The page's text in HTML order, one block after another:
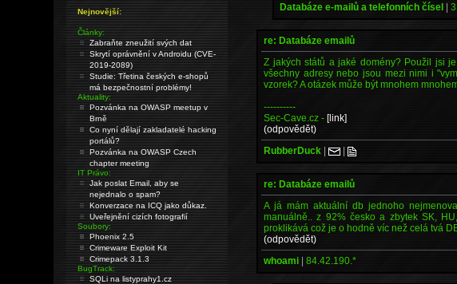
Databáze e-mailů a telefonních čísel |
re: Databáze emailů
Z jakých států a jaké domény? Použil jsi
všechny adresy nebo jsou mezi nimi i
vzorek? A otázek může být mnohem
----------
Sec-Cave.cz -[link]
(odpovědět)
RubberDuck | |
re: Databáze emailů
A já mám aktuální db jednoho
manuálně.. z 92% česko a zbytek SK,
proklikává což je o hodně víc než celá tvá
(odpovědět)
whoami |84.42.190.*
Nejnovější:
Články:
Zabraňte zneužití svých dat
Skrytí oprávnění v Androidu (CVE-
2019-2089)
Studie: Třetina českých e-shopů
má bezpečnostní problémy!
Aktuality:
Pozvánka na OWASP meetup v
Brně
Co nyní dělají zakladatelé hacking
portálů?
Pozvánka na OWASP Czech
chapter meeting
IT Právo:
Jak poslat Email, aby se
nejednalo o spam?
Konverzace na ICQ jako důkaz.
Uveřejnění cizích fotografií
Soubory:
Phoenix 2.5
Crimeware Exploit Kit
Crimepack 3.1.3
BugTrack:
SQLi na listyprahy1.cz